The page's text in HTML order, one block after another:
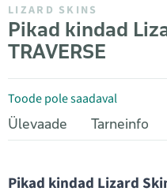
LIZARD SKINS
Pikad kindad
TRAVERSE
Toode pole saadaval
Ülevaade
Tarneinfo
Pikad kindad Lizard